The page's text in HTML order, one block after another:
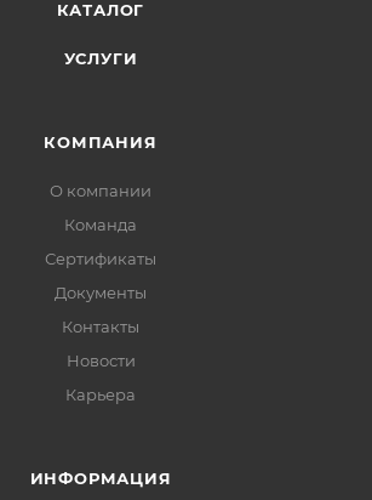
КАТАЛОГ
УСЛУГИ
КОМПАНИЯ
О компании
Команда
Сертификаты
Документы
Контакты
Новости
Карьера
ИНФОРМАЦИЯ